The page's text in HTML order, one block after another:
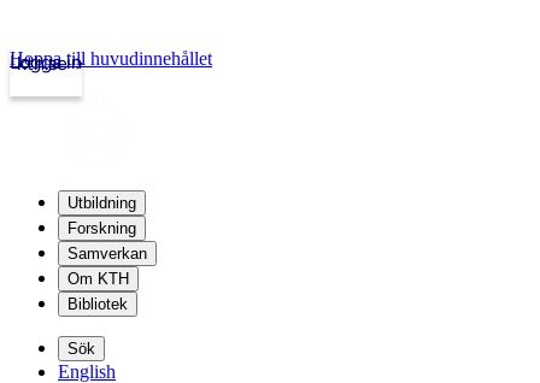
kth.se
Logga in
Hoppa till huvudinnehållet
Utbildning
Forskning
Samverkan
Om KTH
Bibliotek
Sök
English